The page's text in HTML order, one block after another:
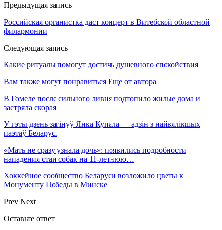
Предыдущая запись
Российская органистка даст концерт в Витебской областной
филармонии
Следующая запись
Какие ритуалы помогут достичь душевного спокойствия
Вам также могут понравиться Еще от автора
В Гомеле после сильного ливня подтопило жилые дома и
застряла скорая
У гэты дзень загінуў Янка Купала — адзін з найвялікшых
паэтаў Беларусі
«Мать не сразу узнала дочь»: появились подробности
нападения стаи собак на 11-летнюю…
Хоккейное сообщество Беларуси возложило цветы к
Монументу Победы в Минске
Prev Next
Оставьте ответ